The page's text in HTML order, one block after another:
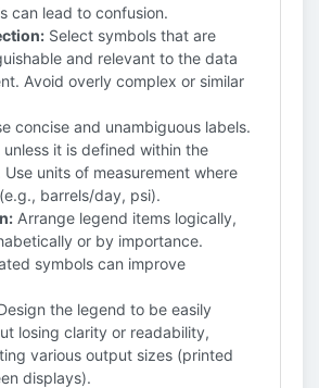
can lead to confusion.
Select symbols that are
and relevant to the data
Avoid overly complex or similar
concise and unambiguous labels.
unless it is defined within the
Use units of measurement where
barrels/day, psi).
Arrange legend items logically,
or by importance.
symbols can improve
the legend to be easily
losing clarity or readability,
various output sizes (printed
displays).